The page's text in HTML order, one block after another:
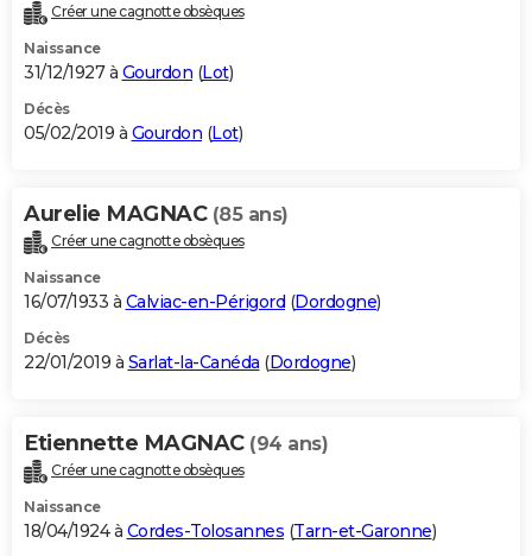
Créer une cagnotte obsèques
Naissance
31/12/1927 à Gourdon (Lot)
Décès
05/02/2019 à Gourdon (Lot)
Aurelie MAGNAC (85 ans)
Créer une cagnotte obsèques
Naissance
16/07/1933 à Calviac-en-Périgord (Dordogne)
Décès
22/01/2019 à Sarlat-la-Canéda (Dordogne)
Etiennette MAGNAC (94 ans)
Créer une cagnotte obsèques
Naissance
18/04/1924 à Cordes-Tolosannes (Tarn-et-Garonne)